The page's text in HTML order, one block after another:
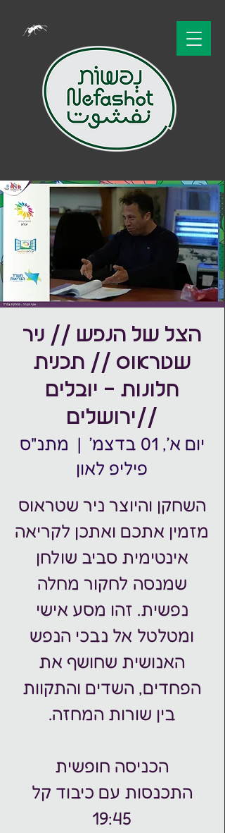
הצל של הנפש // ניר
שטראוס // תכנית
חלונות - יובלים
//ירושלים
יום א׳, 01 בדצמ׳
  |
מתנ"ס
פיליפ לאון
השחקן והיוצר ניר שטראוס
מזמין אתכם ואתכן לקריאה
אינטימית סביב שולחן
שמנסה לחקור מחלה
נפשית. זהו מסע אישי
ומטלטל אל נבכי הנפש
האנושית שחושף את
הפחדים, השדים והתקוות
התכנסות עם כיבוד קל